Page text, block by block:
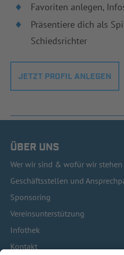
Favoriten anlegen,
Präsentiere dich als
Schiedsrichter
JETZT PROFIL ANLEGEN
ÜBER UNS
Wer wir sind & wofür wir stehen
Geschäftsstellen und
Sponsoring
Vereinsunterstützung
Infothek
Kontakt